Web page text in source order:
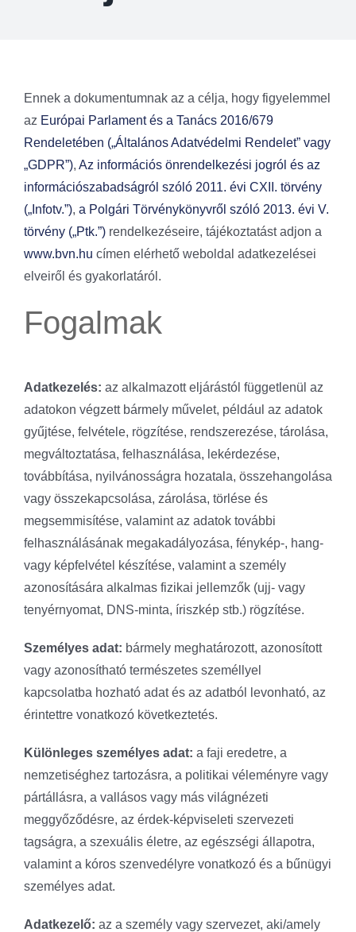
Ennek a dokumentumnak az a célja, hogy figyelemmel
az Európai Parlament és a Tanács 2016/679
Rendeletében („Általános Adatvédelmi Rendelet” vagy
„GDPR”), Az információs önrendelkezési jogról és az
információszabadságról szóló 2011. évi CXII. törvény
(„Infotv.”), a Polgári Törvénykönyvről szóló 2013. évi V.
törvény („Ptk.”) rendelkezéseire, tájékoztatást adjon a
www.bvn.hu címen elérhető weboldal adatkezelései
elveiről és gyakorlatáról.
Fogalmak
Adatkezelés: az alkalmazott eljárástól függetlenül az
adatokon végzett bármely művelet, például az adatok
gyűjtése, felvétele, rögzítése, rendszerezése, tárolása,
megváltoztatása, felhasználása, lekérdezése,
továbbítása, nyilvánosságra hozatala, összehangolása
vagy összekapcsolása, zárolása, törlése és
megsemmisítése, valamint az adatok további
felhasználásának megakadályozása, fénykép-, hang-
vagy képfelvétel készítése, valamint a személy
azonosítására alkalmas fizikai jellemzők (ujj- vagy
tenyérnyomat, DNS-minta, íriszkép stb.) rögzítése.
Személyes adat: bármely meghatározott, azonosított
vagy azonosítható természetes személlyel
kapcsolatba hozható adat és az adatból levonható, az
érintettre vonatkozó következtetés.
Különleges személyes adat: a faji eredetre, a
nemzetiséghez tartozásra, a politikai véleményre vagy
pártállásra, a vallásos vagy más világnézeti
meggyőződésre, az érdek-képviseleti szervezeti
tagságra, a szexuális életre, az egészségi állapotra,
valamint a kóros szenvedélyre vonatkozó és a bűnügyi
személyes adat.
Adatkezelő: az a személy vagy szervezet, aki/amely